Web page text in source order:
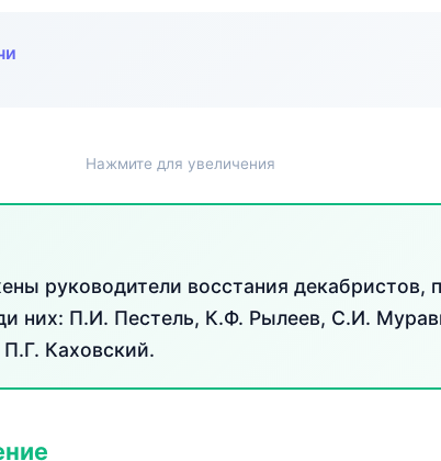
Нажмите для увеличения
руководители восстания декабристов,
них: П.И. Пестель, К.Ф. Рылеев, С.И.
Каховский.